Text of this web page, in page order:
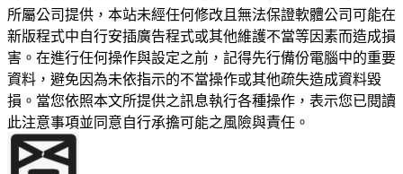
所屬公司提供，本站未經任何修改且無法保證軟體公司可能在
新版程式中自行安插廣告程式或其他維護不當等因素而造成損
害。在進行任何操作與設定之前，記得先行備份電腦中的重要
資料，避免因為未依指示的不當操作或其他疏失造成資料毀
損。當您依照本文所提供之訊息執行各種操作，表示您已閱讀
此注意事項並同意自行承擔可能之風險與責任。